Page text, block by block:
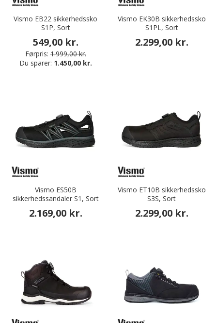
Vismo EB22 sikkerhedssko
S1P, Sort
549,00 kr.
Førpris: 1.999,00 kr.
Du sparer: 1.450,00 kr.
Vismo EK30B sikkerhedssko
S1PL, Sort
2.299,00 kr.
Vismo ES50B
sikkerhedssandaler S1, Sort
2.169,00 kr.
Vismo ET10B sikkerhedssko
S3S, Sort
2.299,00 kr.